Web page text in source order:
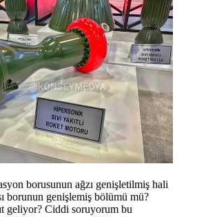
borusunun ağzı genişletilmiş hali
borunun genişlemiş bölümü mü?
geliyor? Ciddi soruyorum bu